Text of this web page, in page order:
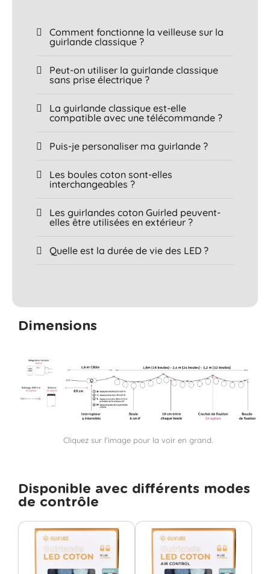
Comment fonctionne la veilleuse sur la
guirlande classique ?
Peut-on utiliser la guirlande classique
sans prise électrique ?
La guirlande classique est-elle
compatible avec une télécommande ?
Puis-je personaliser ma guirlande ?
Les boules coton sont-elles
interchangeables ?
Les guirlandes coton Guirled peuvent-
elles être utilisées en extérieur ?
Quelle est la durée de vie des LED ?
Dimensions
Cliquez sur l'image pour la voir en grand.
Disponible avec différents modes
de contrôle